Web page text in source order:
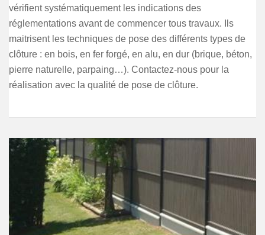
vérifient systématiquement les indications des
réglementations avant de commencer tous travaux. Ils
maitrisent les techniques de pose des différents types de
clôture : en bois, en fer forgé, en alu, en dur (brique, béton,
pierre naturelle, parpaing…). Contactez-nous pour la
réalisation avec la qualité de pose de clôture.